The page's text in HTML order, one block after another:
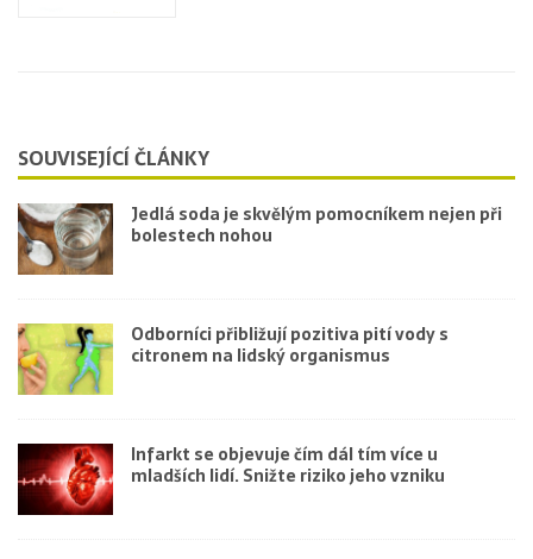
SOUVISEJÍCÍ ČLÁNKY
Jedlá soda je skvělým pomocníkem nejen při
bolestech nohou
Odborníci přibližují pozitiva pití vody s
citronem na lidský organismus
Infarkt se objevuje čím dál tím více u
mladších lidí. Snižte riziko jeho vzniku